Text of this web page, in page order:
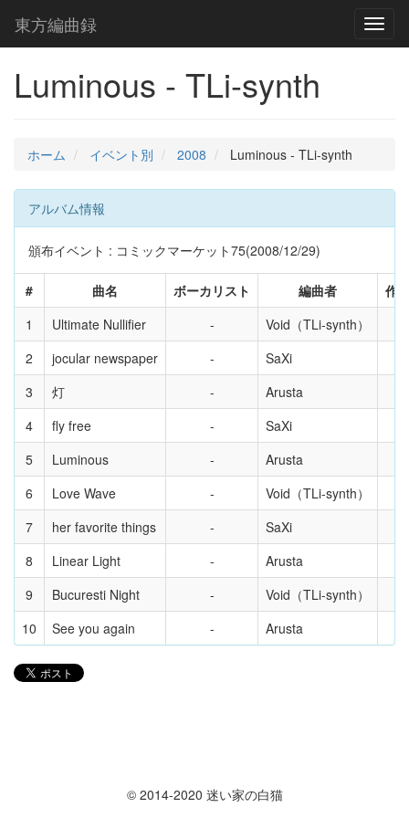
東方編曲録
Luminous - TLi-synth
ホーム イベント別 2008 Luminous - TLi-synth
アルバム情報
頒布イベント : コミックマーケット75(2008/12/29)
# 曲名 ボーカリスト 編曲者
作
1
Ultimate Nullifier
Void（TLi-synth）
2
jocular newspaper
SaXi
3
灯
Arusta
4
fly free
SaXi
5
Luminous
Arusta
6
Love Wave
Void（TLi-synth）
7
her favorite things
SaXi
8
Linear Light
Arusta
9
Bucuresti Night
Void（TLi-synth）
10
See you again Arusta
© 2014-2020 迷い家の白猫